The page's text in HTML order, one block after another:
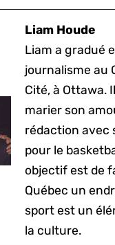
Liam Houde
Liam a gradué
journalisme au
Cité, à Ottawa.
marier son
rédaction avec
pour le
objectif est de
Québec un
sport est un
la culture.